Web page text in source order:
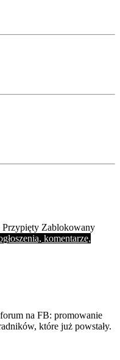
Przypięty Zablokowany
komentarze,
na FB: promowanie
które już powstały.